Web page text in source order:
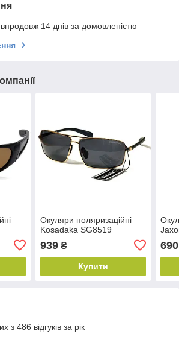
14 днів за домовленістю
Окуляри поляризаційні
Kosadaka SG8519
939₴
Купити
690
з 486 відгуків за рік